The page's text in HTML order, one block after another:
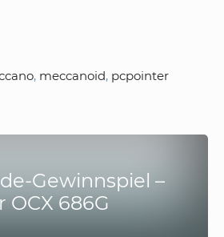
, meccanoid, pcpointer
Gewinnspiel –
OCX 686G